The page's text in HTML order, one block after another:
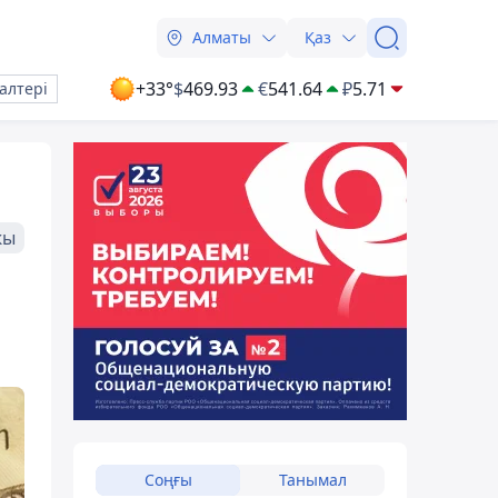
Алматы Қаз
+33°$469.93 €541.64 ₽5.71
Соңғы Танымал